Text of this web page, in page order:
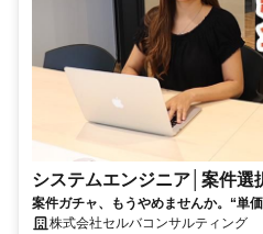
システムエンジニア│案件選
案件ガチャ、もうやめませんか。“単
株式会社セルバコンサルティング